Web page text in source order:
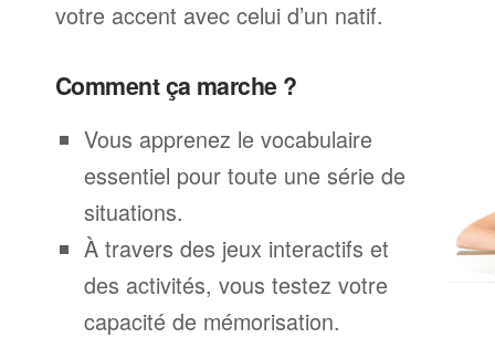
votre accent avec celui d’un natif.
Comment ça marche ?
Vous apprenez le vocabulaire
essentiel pour toute une série de
situations.
À travers des jeux interactifs et
des activités, vous testez votre
capacité de mémorisation.